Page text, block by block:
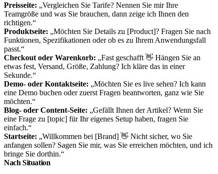
Preisseite: „Vergleichen Sie Tarife? Nennen Sie mir Ihre
Teamgröße und was Sie brauchen, dann zeige ich Ihnen den
richtigen.“
Produktseite: „Möchten Sie Details zu [Product]? Fragen Sie nach
Funktionen, Spezifikationen oder ob es zu Ihrem Anwendungsfall
passt.“
Checkout oder Warenkorb: „Fast geschafft 👋 Hängen Sie an
etwas fest, Versand, Größe, Zahlung? Ich kläre das in einer
Sekunde.“
Demo- oder Kontaktseite: „Möchten Sie es live sehen? Ich kann
eine Demo buchen oder zuerst Fragen beantworten, ganz wie Sie
möchten.“
Blog- oder Content-Seite: „Gefällt Ihnen der Artikel? Wenn Sie
eine Frage zu [topic] für Ihr eigenes Setup haben, fragen Sie
einfach.“
Startseite: „Willkommen bei [Brand] 👋 Nicht sicher, wo Sie
anfangen sollen? Sagen Sie mir, was Sie erreichen möchten, und ich
bringe Sie dorthin.“
Nach Situation